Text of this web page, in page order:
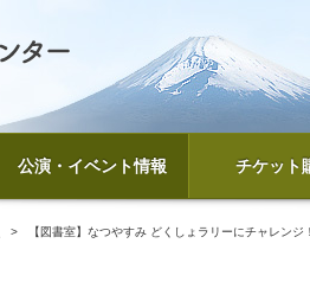
公演・イベント情報 チケット
【図書室】なつやすみ どくしょラリーにチャレンジ！